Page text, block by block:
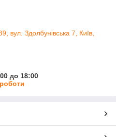
вул. Здолбунівська 7, Київ,
до 18:00